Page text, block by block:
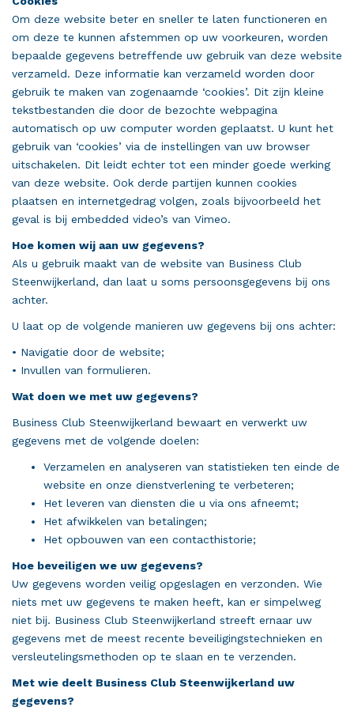
Om deze website beter en sneller te laten functioneren en
om deze te kunnen afstemmen op uw voorkeuren, worden
bepaalde gegevens betreffende uw gebruik van deze website
verzameld. Deze informatie kan verzameld worden door
gebruik te maken van zogenaamde ‘cookies’. Dit zijn kleine
tekstbestanden die door de bezochte webpagina
automatisch op uw computer worden geplaatst. U kunt het
gebruik van ‘cookies’ via de instellingen van uw browser
uitschakelen. Dit leidt echter tot een minder goede werking
van deze website. Ook derde partijen kunnen cookies
plaatsen en internetgedrag volgen, zoals bijvoorbeeld het
geval is bij embedded video’s van Vimeo.
Hoe komen wij aan uw gegevens?
Als u gebruik maakt van de website van Business Club
Steenwijkerland, dan laat u soms persoonsgegevens bij ons
achter.
U laat op de volgende manieren uw gegevens bij ons achter:
• Navigatie door de website;
• Invullen van formulieren.
Wat doen we met uw gegevens?
Business Club Steenwijkerland bewaart en verwerkt uw
gegevens met de volgende doelen:
Verzamelen en analyseren van statistieken ten einde de
website en onze dienstverlening te verbeteren;
Het leveren van diensten die u via ons afneemt;
Het afwikkelen van betalingen;
Het opbouwen van een contacthistorie;
Hoe beveiligen we uw gegevens?
Uw gegevens worden veilig opgeslagen en verzonden. Wie
niets met uw gegevens te maken heeft, kan er simpelweg
niet bij. Business Club Steenwijkerland streeft ernaar uw
gegevens met de meest recente beveiligingstechnieken en
versleutelingsmethoden op te slaan en te verzenden.
Met wie deelt Business Club Steenwijkerland uw
gegevens?